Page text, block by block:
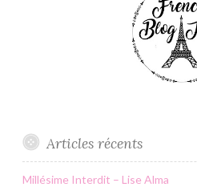
Articles récents
Millésime Interdit – Lise Alma